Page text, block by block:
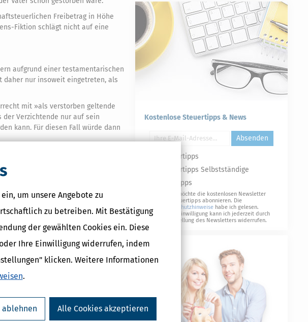
um unsere Angebote zu
zu betreiben. Mit Bestätigung
der gewählten Cookies ein. Diese
Ihre Einwilligung widerrufen, indem
klicken. Weitere Informationen
.
ablehnen Alle Cookies akzeptieren
Freibetrag in Höhe
Fiktion schlägt nicht auf eine
aufgrund einer testamentarischen
daher nur insoweit eingetreten, als
mit »als verstorben geltende
der Verzichtende nur auf sein
kann. Für diesen Fall würde dann
falls er auch der
hat der
im vorliegenden Fall nur ein
in Höhe von 400.000 Euro
geltender Kinder zu
2 BGB
Kostenlose Steuertipps & News
Absenden
Steuertipps
Steuertipps Selbstständige
Geldtipps
Ja, ich möchte die kostenlosen Newsletter
von Steuertipps abonnieren. Die
Datenschutzhinweise habe ich gelesen.
Meine Einwilligung kann ich jederzeit durch
Abbestellung des Newsletters widerrufen.